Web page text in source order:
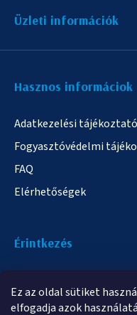
Ez az oldal sütiket
elfogadja azok
Üzleti információk
Hasznos informáciok
Adatkezelési tájékoztató
Fogyasztóvédelmi
FAQ
Elérhetőségek
Érintkezés
info@elampa.hu